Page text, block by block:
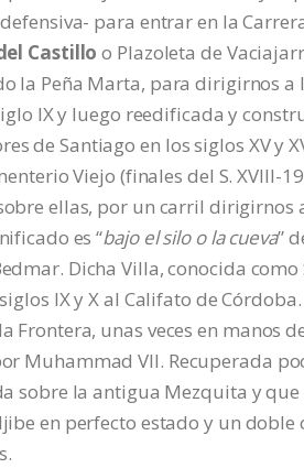
para entrar en la
Castillo o Plazoleta de
la Peña Marta, para dirigirnos
IX y luego reedificada y
de Santiago en los siglos XV y
Viejo (finales del S. XVIII-
ellas, por un carril dirigirnos
es “bajo el silo o la cueva”
Dicha Villa, conocida
IX y X al Califato de
Frontera, unas veces en manos
Muhammad VII. Recuperada
sobre la antigua Mezquita y
en perfecto estado y un